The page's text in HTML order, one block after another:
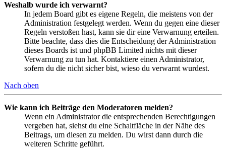
Weshalb wurde ich verwarnt?
In jedem Board gibt es eigene Regeln, die meistens von der
Administration festgelegt werden. Wenn du gegen eine dieser
Regeln verstoßen hast, kann sie dir eine Verwarnung erteilen.
Bitte beachte, dass dies die Entscheidung der Administration
dieses Boards ist und phpBB Limited nichts mit dieser
Verwarnung zu tun hat. Kontaktiere einen Administrator,
sofern du die nicht sicher bist, wieso du verwarnt wurdest.
Nach oben
Wie kann ich Beiträge den Moderatoren melden?
Wenn ein Administrator die entsprechenden Berechtigungen
vergeben hat, siehst du eine Schaltfläche in der Nähe des
Beitrags, um diesen zu melden. Du wirst dann durch die
weiteren Schritte geführt.